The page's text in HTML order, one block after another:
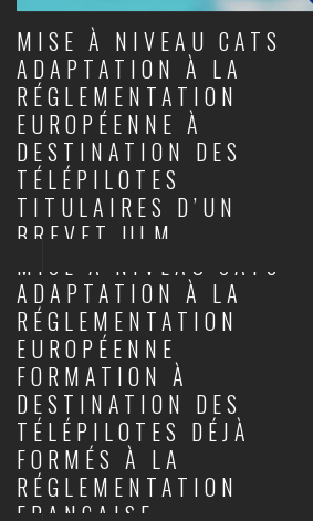
MISE À NIVEAU CATS
ADAPTATION À LA
RÉGLEMENTATION
EUROPÉENNE À
DESTINATION DES
TÉLÉPILOTES
TITULAIRES D’UN
BREVET ULM
MISE À NIVEAU CATS
ADAPTATION À LA
RÉGLEMENTATION
EUROPÉENNE
FORMATION À
DESTINATION DES
TÉLÉPILOTES DÉJÀ
FORMÉS À LA
RÉGLEMENTATION